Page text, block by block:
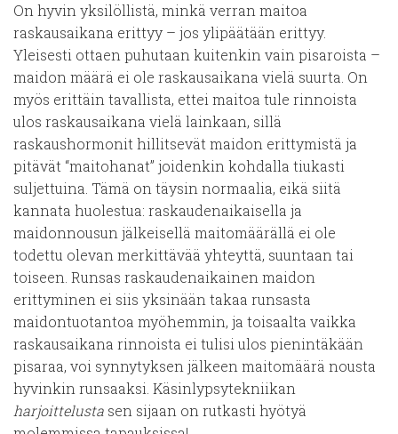
On hyvin yksilöllistä, minkä verran maitoa
raskausaikana erittyy – jos ylipäätään erittyy.
Yleisesti ottaen puhutaan kuitenkin vain pisaroista –
maidon määrä ei ole raskausaikana vielä suurta. On
myös erittäin tavallista, ettei maitoa tule rinnoista
ulos raskausaikana vielä lainkaan, sillä
raskaushormonit hillitsevät maidon erittymistä ja
pitävät “maitohanat” joidenkin kohdalla tiukasti
suljettuina. Tämä on täysin normaalia, eikä siitä
kannata huolestua: raskaudenaikaisella ja
maidonnousun jälkeisellä maitomäärällä ei ole
todettu olevan merkittävää yhteyttä, suuntaan tai
toiseen. Runsas raskaudenaikainen maidon
erittyminen ei siis yksinään takaa runsasta
maidontuotantoa myöhemmin, ja toisaalta vaikka
raskausaikana rinnoista ei tulisi ulos pienintäkään
pisaraa, voi synnytyksen jälkeen maitomäärä nousta
hyvinkin runsaaksi. Käsinlypsytekniikan
harjoittelusta sen sijaan on rutkasti hyötyä